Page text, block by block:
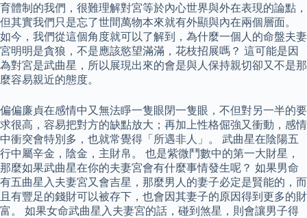
育體制的我們，很難理解對宮等於內心世界與外在表現的論點，
但其實我們只是忘了世間萬物本來就有外顯與內在兩個層面。
如今，我們從這個角度就可以了解到，為什麼一個人的命盤夫妻
宮明明是貪狼，不是應該慾望滿滿，花枝招展嗎？ 這可能是因
為對宮是武曲星，所以展現出來的會是與人保持親切卻又不是那
麼容易親近的態度。
偏偏廉貞在感情中又無法睜一隻眼閉一隻眼，不但對另一半的要
求很高，容易把對方的缺點放大；再加上性格倔強又衝動，感情
中衝突會特別多，也就常覺得「所遇非人」。 武曲星在陰陽五
行中屬辛金，陰金，主財帛。 也是紫微鬥數中的第一大財星，
那麼如果武曲星在你的夫妻宮會有什麼事情發生呢？ 如果男命
有五曲星入夫妻宮又會吉星，那麼男人的妻子必定是賢能的，而
且有豐足的錢財可以被存下，也會因其妻子的原因得到更多的財
富。 如果女命武曲星入夫妻宮的話，碰到煞星，則會讓男子得